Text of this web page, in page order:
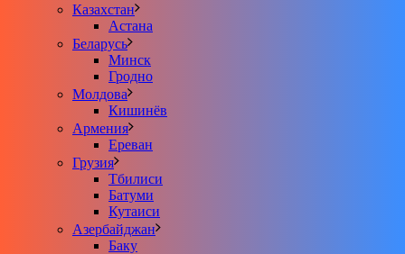
Казахстан
Астана
Беларусь
Минск
Гродно
Молдова
Кишинёв
Армения
Ереван
Грузия
Тбилиси
Батуми
Кутаиси
Азербайджан
Баку